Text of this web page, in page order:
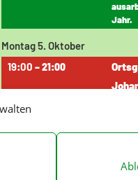
Jahr.
Montag 5. Oktober
19:00– 21:00